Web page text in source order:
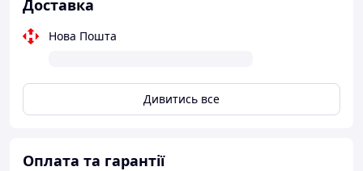
Доставка
Нова Пошта
Дивитись все
Оплата та гарантії